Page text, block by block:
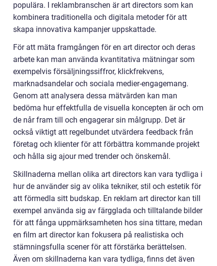
populära. I reklambranschen är art directors som kan
kombinera traditionella och digitala metoder för att
skapa innovativa kampanjer uppskattade.
För att mäta framgången för en art director och deras
arbete kan man använda kvantitativa mätningar som
exempelvis försäljningssiffror, klickfrekvens,
marknadsandelar och sociala medier-engagemang.
Genom att analysera dessa mätvärden kan man
bedöma hur effektfulla de visuella koncepten är och om
de når fram till och engagerar sin målgrupp. Det är
också viktigt att regelbundet utvärdera feedback från
företag och klienter för att förbättra kommande projekt
och hålla sig ajour med trender och önskemål.
Skillnaderna mellan olika art directors kan vara tydliga i
hur de använder sig av olika tekniker, stil och estetik för
att förmedla sitt budskap. En reklam art director kan till
exempel använda sig av färgglada och tilltalande bilder
för att fånga uppmärksamheten hos sina tittare, medan
en film art director kan fokusera på realistiska och
stämningsfulla scener för att förstärka berättelsen.
Även om skillnaderna kan vara tydliga, finns det även